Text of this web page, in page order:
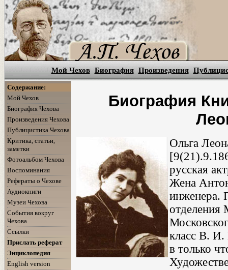
Мой Чехов Биография Произведения
Содержание:
Мой Чехов
Биография Чехова
Произведения Чехова
Публицистика Чехова
Критика, статьи,
заметки
Фотоальбом Чехова
Воспоминания
Рефераты о Чехове
Аудиокниги
Музеи Чехова
События вокруг
Чехова
Ссылки
Прислать реферат
Энциклопедия
English version
Биография
Ольга
русская
Жена
инженера.
отделения
класс В. И.
в только